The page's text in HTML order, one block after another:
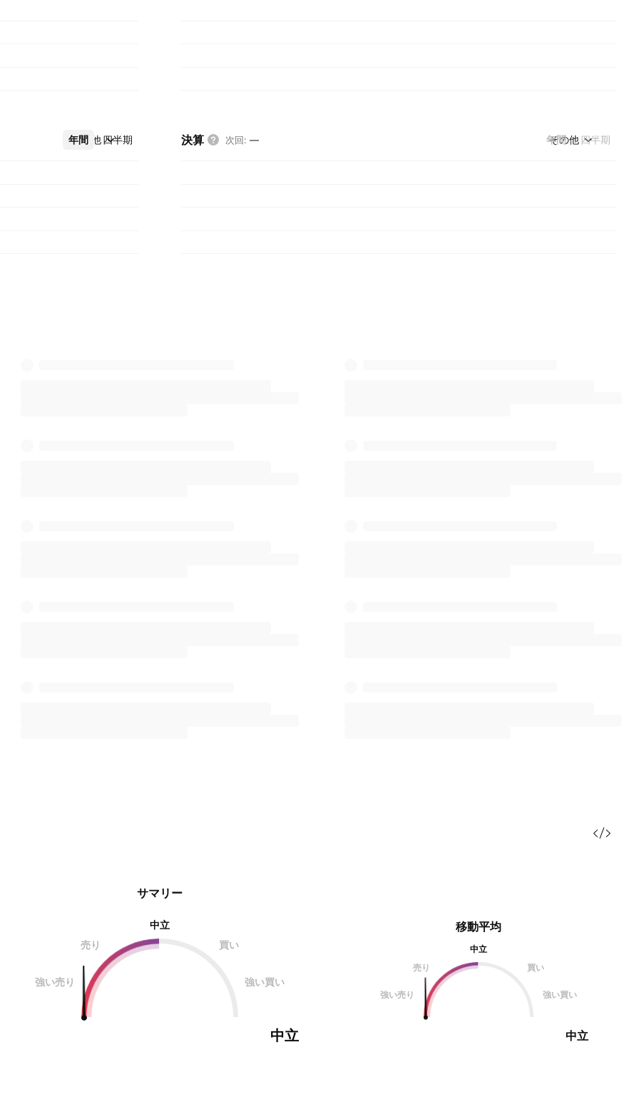
年間 四半期
その他 決算 次回: — 年間 四半期
その他
サマリー
中立
売り
買い
強い売り 強い買い
中立
移動平均
中立
売り
買い
強い売り 強い買い
中立